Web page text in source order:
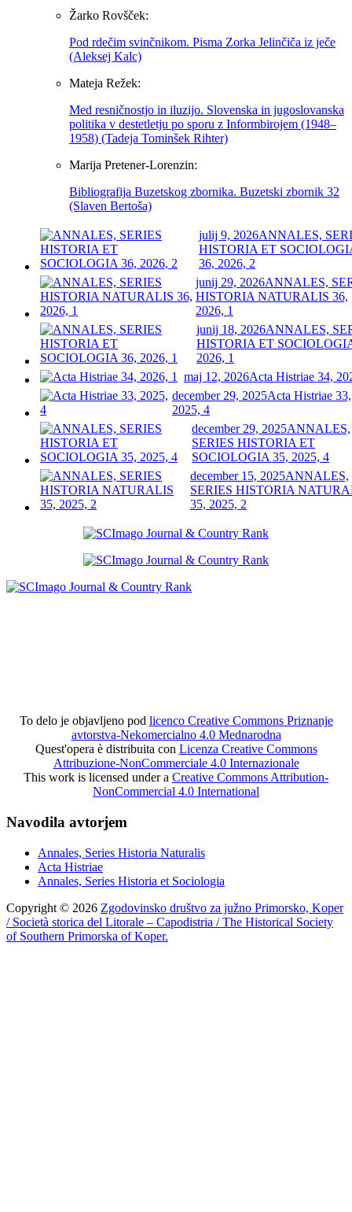
Žarko Rovšček:
Pod rdečim svinčnikom. Pisma Zorka Jelinčiča iz ječe
(Aleksej Kalc)
Mateja Režek:
Med resničnostjo in iluzijo. Slovenska in jugoslovanska
politika v destetletju po sporu z Informbirojem (1948–
1958) (Tadeja Tominšek Rihter)
Marija Pretener-Lorenzin:
Bibliografija Buzetskog zbornika. Buzetski zbornik 32
(Slaven Bertoša)
julij 9, 2026ANNALES,
HISTORIA ET
36, 2026, 2
junij 29, 2026ANNALES,
HISTORIA NATURALIS 36,
2026, 1
junij 18, 2026ANNALES,
HISTORIA ET
2026, 1
maj 12, 2026Acta Histriae 34,
december 29, 2025Acta Histriae 33,
2025, 4
december 29, 2025ANNALES,
SERIES HISTORIA ET
SOCIOLOGIA 35, 2025, 4
december 15, 2025ANNALES,
SERIES HISTORIA
35, 2025, 2
To delo je objavljeno pod licenco Creative Commons Priznanje
avtorstva-Nekomercialno 4.0 Mednarodna
Quest'opera è distribuita con Licenza Creative Commons
Attribuzione-NonCommerciale 4.0 Internazionale
This work is licensed under a Creative Commons Attribution-
NonCommercial 4.0 International
Navodila avtorjem
Annales, Series Historia Naturalis
Acta Histriae
Annales, Series Historia et Sociologia
Copyright © 2026 Zgodovinsko društvo za južno Primorsko, Koper
/ Società storica del Litorale – Capodistria / The Historical Society
of Southern Primorska of Koper.